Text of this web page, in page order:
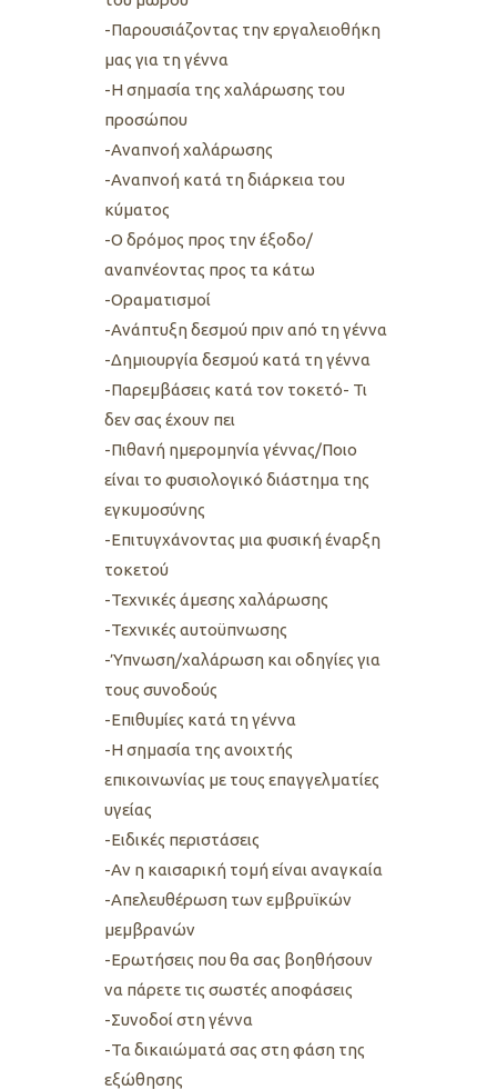
-Παρουσιάζοντας την εργαλειοθήκη
μας για τη γέννα
-Η σημασία της χαλάρωσης του
προσώπου
-Αναπνοή χαλάρωσης
-Αναπνοή κατά τη διάρκεια του
κύματος
-Ο δρόμος προς την έξοδο/
αναπνέοντας προς τα κάτω
-Οραματισμοί
-Ανάπτυξη δεσμού πριν από τη γέννα
-Δημιουργία δεσμού κατά τη γέννα
-Παρεμβάσεις κατά τον τοκετό- Τι
δεν σας έχουν πει
-Πιθανή ημερομηνία γέννας/Ποιο
είναι το φυσιολογικό διάστημα της
εγκυμοσύνης
-Επιτυγχάνοντας μια φυσική έναρξη
τοκετού
-Τεχνικές άμεσης χαλάρωσης
-Τεχνικές αυτοϋπνωσης
-Ύπνωση/χαλάρωση και οδηγίες για
τους συνοδούς
-Επιθυμίες κατά τη γέννα
-Η σημασία της ανοιχτής
επικοινωνίας με τους επαγγελματίες
υγείας
-Ειδικές περιστάσεις
-Αν η καισαρική τομή είναι αναγκαία
-Απελευθέρωση των εμβρυϊκών
μεμβρανών
-Ερωτήσεις που θα σας βοηθήσουν
να πάρετε τις σωστές αποφάσεις
-Συνοδοί στη γέννα
-Τα δικαιώματά σας στη φάση της
εξώθησης